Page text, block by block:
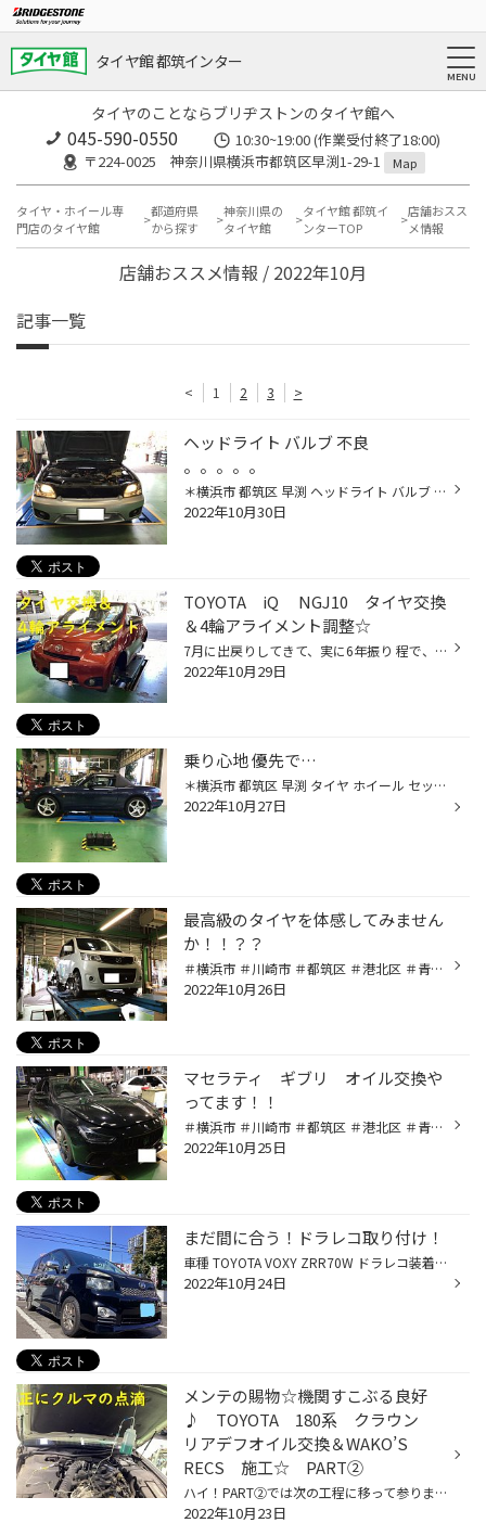
タイヤ館 都筑インター
タイヤのことならブリヂストンのタイヤ館へ
045-590-0550
10:30~19:00 (作業受付終了18:00)
〒224-0025 神奈川県横浜市都筑区早渕1-29-1
Map
タイヤ・ホイール専
門店のタイヤ館
都道府県
から探す
神奈川県の
タイヤ館
タイヤ館 都筑イ
ンターTOP
店舗おスス
メ情報
店舗おススメ情報 / 2022年10月
記事一覧
< 1 2 3 >
ヘッドライト バルブ 不良
。。。。。
＊横浜市 都筑区 早渕 ヘッドライト バルブ 点灯不良 交換 ハロゲン HID LED スバル レガシィ B4 BE/BH型 ヘッドライト 片側 点灯不良 にて入庫した１台。 来店時は、右Frが消えておりましたが… 爺ちゃん の 知恵袋 ♪♪♪ 斜め45度 から 喝一発！！！！！！！！！ 御覧の通りに正常点灯☆笑 しかしなが...
2022年10月30日
TOYOTA iQ NGJ10 タイヤ交換
＆4輪アライメント調整☆
7月に出戻りしてきて、実に6年振り 程で、再会のオーナー様です☆ 特徴的なボディカラーのTOYOTA iQ 一目で気づきました‼ タイヤ交換の時期のご相談にいらして 下さり、点検させて頂きますと、装着 タイヤは5年ほどが経過。 残り溝はトータルで3～4分山ほど・・・ 継続使用はまだ可能ではあります。 ...
2022年10月29日
乗り心地 優先で…
＊横浜市 都筑区 早渕 タイヤ ホイール セット品 POTENZA ポテンザ マツダ ロードスター NB 純正16インチ 205/45R16 で今まで走行されていた1台。。。 純正ホイール も 年数劣化 が伴い 剥離状態 に・・・・・・ 挙句…オーナー様より… 「もう少し乗り心地良く出来ないかなぁ～」 とのご相談‼ ホイー...
2022年10月27日
最高級のタイヤを体感してみません
か！！？？
＃横浜市 ＃川崎市 ＃都筑区 ＃港北区 ＃青葉区 ＃宮前区 ＃高津区 ＃川崎区 みなさん！！ブリヂストンの最高級タイヤってご存じですか？？？ その名も ‘‘REGNO‘‘ です！！ ラテン語で ‘‘王者‘‘ という意味です。 すなわち、タイヤ界の王者ということですよ！！ そんなタイヤがブリヂストンからでて...
2022年10月26日
マセラティ ギブリ オイル交換や
ってます！！
＃横浜市 ＃川崎市 ＃都筑区 ＃港北区 ＃青葉区 ＃宮前区 ＃高津区 ＃川崎区 オイル交換定期的にやってますか？？？ エンジンオイルは、半年～１年 or 3,000km～5,000km の交換が推奨です。 車を長く、保つためにはエンジンを正常に維持する必要があります。 その中でも、オイルは人間でいう血液み...
2022年10月25日
まだ間に合う！ドラレコ取り付け！
車種 TOYOTA VOXY ZRR70W ドラレコ装着率 最近になりSNSやニュースなどでほぼ毎日 ドライブレコーダー 映像の記事が上がっています 少し前まではそこまで目にしてないのになぜ最近になり特集されるのか・・・ それは・・・ ドライブレコーダー の装着率が高くなったから！！！！ おそらく今までもト...
2022年10月24日
メンテの賜物☆機関すこぶる良好
♪ TOYOTA 180系 クラウン
リアデフオイル交換＆WAKO’S
RECS 施工☆ PART②
ハイ！PART②では次の工程に移って参ります‼ 正にクルマの調子を整えるための「点滴」 WAKO’S RECS の施工でございます☆エンジンが空気を吸い込む 「負圧」に任せて排気量に応じた量の洗浄液を 吸い込ませていきます！ Rapid Engine Cleaning System の頭文字で 「RECS」急速洗浄液とありますが、施...
2022年10月23日